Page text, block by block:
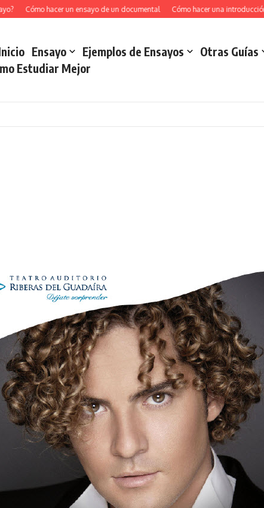
Cómo hacer un ensayo de un documental Cómo hacer una introducción
Ensayo Ejemplos de Ensayos Otras Guías
Estudiar Mejor